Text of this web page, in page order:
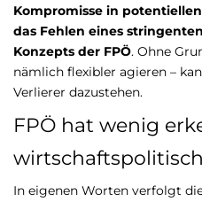
Kompromisse in
das Fehlen eines
Konzepts der FPÖ. Ohne
nämlich flexibler agieren –
Verlierer dazustehen.
FPÖ hat wenig
In eigenen Worten verfolgt